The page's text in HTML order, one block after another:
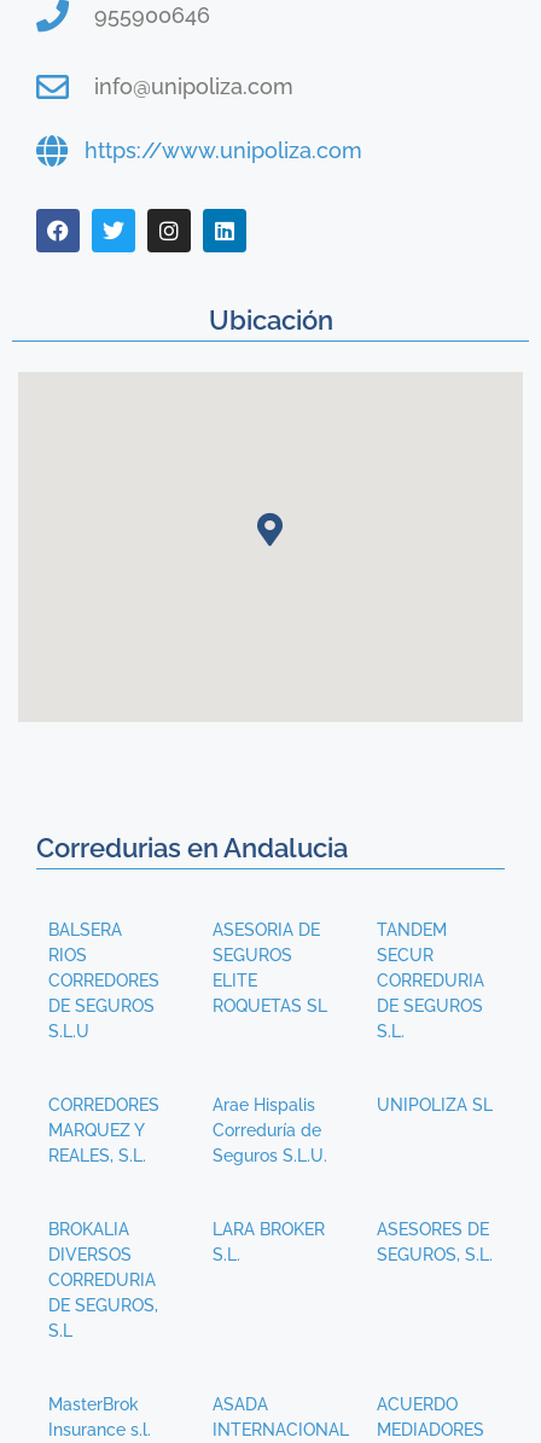
955900646
info@unipoliza.com
https://www.unipoliza.com
Ubicación
Corredurias en Andalucia
BALSERA
RIOS
CORREDORES
DE SEGUROS
S.L.U
ASESORIA DE
SEGUROS
ELITE
ROQUETAS SL
TANDEM
SECUR
CORREDURIA
DE SEGUROS
S.L.
CORREDORES
MARQUEZ Y
REALES, S.L.
Arae Hispalis
Correduría de
Seguros S.L.U.
UNIPOLIZA SL
BROKALIA
DIVERSOS
CORREDURIA
DE SEGUROS,
S.L
LARA BROKER
S.L.
ASESORES DE
SEGUROS, S.L.
MasterBrok
Insurance s.l.
ASADA
INTERNACIONAL
ACUERDO
MEDIADORES